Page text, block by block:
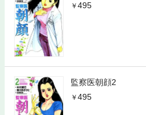
495
監察医朝顔2
495